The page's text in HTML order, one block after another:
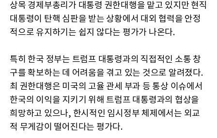
상목 경제부총리가 대통령 권한대행을 맡고 있지만 현직
대통령이 탄핵 심판을 받는 상황에서 대외 협력을 안정
적으로 유지하기는 쉽지 않다는 평가가 나온다.
특히 한국 정부는 트럼프 대통령과의 직접적인 소통 창
구를 확보하는 데 어려움을 겪고 있는 것으로 알려졌다.
최 권한대행은 미국의 고율 관세 부과 등 통상 이슈에서
한국의 이익을 지키기 위해 트럼프 대통령과의 협상을
희망하고 있으나, 한시적인 임시정부 체제에서는 외교
적 무게감이 떨어진다는 평가다.